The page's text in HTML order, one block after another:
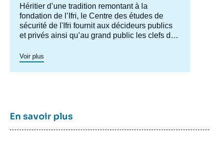
Accroche
centre
Héritier d’une tradition remontant à la
fondation de l’Ifri, le Centre des études de
sécurité de l'Ifri fournit aux décideurs publics
et privés ainsi qu’au grand public les clefs de
modes de conflictualité contemporains et à
venir. Par son positionnement à la jointure du
politique et de l’opérationnel, la crédibilité de
dans le paysage français des
pôle unique de recherche et d’influence sur le
débat de défense national et international.
Voir plus
En savoir plus